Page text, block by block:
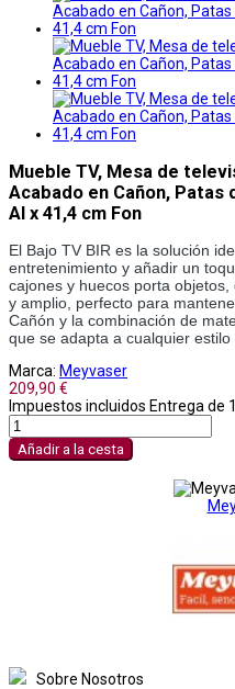
Mueble TV, Mesa de
Acabado en Cañon, Patas
Al x 41,4 cm Fon
El Bajo TV BIR es la solución
entretenimiento y añadir un
cajones y huecos porta
y amplio, perfecto para
Cañón y la combinación de
que se adapta a cualquier estilo
Marca: Meyvaser
209,90 €
Impuestos incluidos Entrega de
Añadir a la cesta
Sobre Nosotros